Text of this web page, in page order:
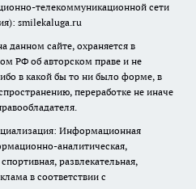
телекоммуникационной сети
smilekaluga.ru
данном сайте, охраняется в
РФ об авторском праве и не
в какой бы то ни было форме, в
переработке не иначе
Информационная
аналитическая,
развлекательная,
в соответствии с